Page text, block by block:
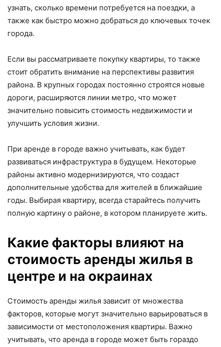
узнать, сколько времени потребуется на поездки, а
также как быстро можно добраться до ключевых точек
города.
Если вы рассматриваете покупку квартиры, то также
стоит обратить внимание на перспективы развития
района. В крупных городах постоянно строятся новые
дороги, расширяются линии метро, что может
значительно повысить стоимость недвижимости и
улучшить условия жизни.
При аренде в городе важно учитывать, как будет
развиваться инфраструктура в будущем. Некоторые
районы активно модернизируются, что создаст
дополнительные удобства для жителей в ближайшие
годы. Выбирая квартиру, всегда старайтесь получить
полную картину о районе, в котором планируете жить.
Какие факторы влияют на
стоимость аренды жилья в
центре и на окраинах
Стоимость аренды жилья зависит от множества
факторов, которые могут значительно варьироваться в
зависимости от местоположения квартиры. Важно
учитывать, что аренда в городе может быть гораздо